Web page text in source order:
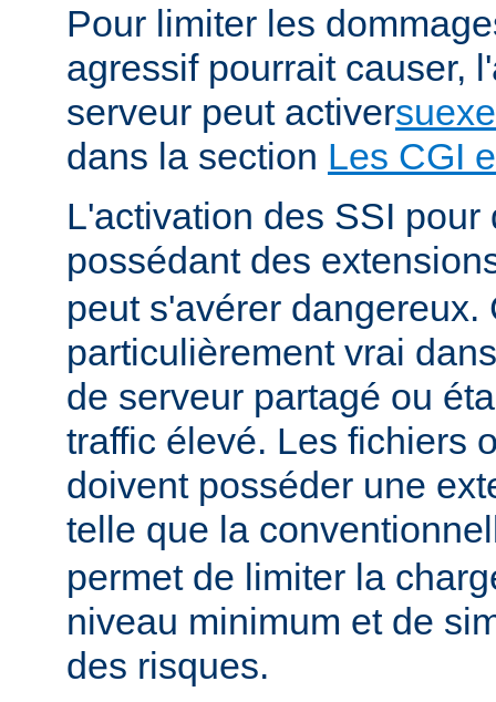
Pour limiter les
agressif pourrait causer,
serveur peut activer
dans la section Les CGI
L'activation des SSI pour
possédant des
peut s'avérer dangereux.
particulièrement vrai
de serveur partagé ou
traffic élevé. Les fichiers
doivent posséder une
telle que la
permet de limiter la
niveau minimum et de
des risques.